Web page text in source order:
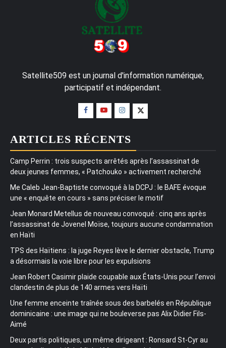
Satellite509 est un journal d'information numérique,
participatif et indépendant.
ARTICLES RÉCENTS
Camp Perrin : trois suspects arrêtés après l’assassinat de
deux jeunes femmes, « Patchouko » activement recherché
Me Caleb Jean-Baptiste convoqué à la DCPJ : le BAFE évoque
une « enquête en cours » sans préciser le motif
Jean Monard Metellus de nouveau convoqué : cinq ans après
l’assassinat de Jovenel Moïse, toujours aucune condamnation
en Haïti
TPS des Haïtiens : la juge Reyes lève le dernier obstacle, Trump
a désormais la voie libre pour les expulsions
Jean Robert Casimir plaide coupable aux États-Unis pour l’envoi
clandestin de plus de 140 armes vers Haïti
Une femme enceinte traînée sous des barbelés en République
dominicaine : une image qui ne bouleverse pas Alix Didier Fils-
Aimé
Deux partis politiques, un même dirigeant : Ronsard St-Cyr au